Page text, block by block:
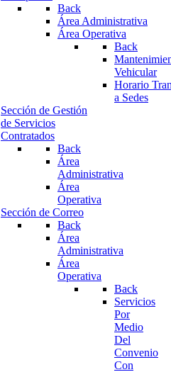
Back
Área Administrativa
Área Operativa
Back
Vehicular
Horario
a Sedes
Sección de Gestión
de Servicios
Contratados
Back
Área
Administrativa
Área
Operativa
Sección de Correo
Back
Área
Administrativa
Área
Operativa
Back
Servicios
Por
Medio
Del
Convenio
Con